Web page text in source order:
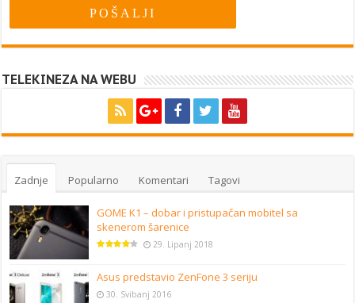
TELEKINEZA NA WEBU
Zadnje Popularno Komentari Tagovi
GOME K1 – dobar i pristupačan mobitel sa
skenerom šarenice
29. Lipanj 2018
Asus predstavio ZenFone 3 seriju
30. Svibanj 2016